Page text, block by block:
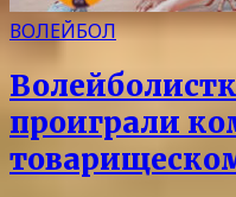
ВОЛЕЙБОЛ
проиграли